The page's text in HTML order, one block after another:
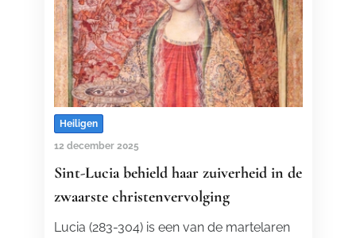
Heiligen
12 december 2025
Sint-Lucia behield haar zuiverheid in de
zwaarste christenvervolging
Lucia (283-304) is een van de martelaren